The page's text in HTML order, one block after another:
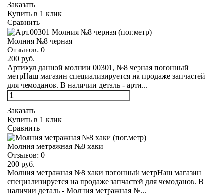
Заказать
Купить в 1 клик
Сравнить
Молния №8 черная
Отзывов: 0
200 руб.
Артикул данной молнии 00301, №8 черная погонный
метрНаш магазин специализируется на продаже запчастей
для чемоданов. В наличии деталь - арти...
Заказать
Купить в 1 клик
Сравнить
Молния метражная №8 хаки
Отзывов: 0
200 руб.
Молния метражная №8 хаки погонный метрНаш магазин
специализируется на продаже запчастей для чемоданов. В
наличии деталь - Молния метражная №...